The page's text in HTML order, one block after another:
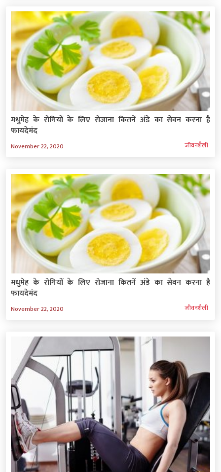
मधुमेह के रोगियों के लिए रोजाना कितनें अंडे का सेवन करना है
फायदेमंद
November 22, 2020 जीवनशैली
मधुमेह के रोगियों के लिए रोजाना कितनें अंडे का सेवन करना है
फायदेमंद
November 22, 2020 जीवनशैली